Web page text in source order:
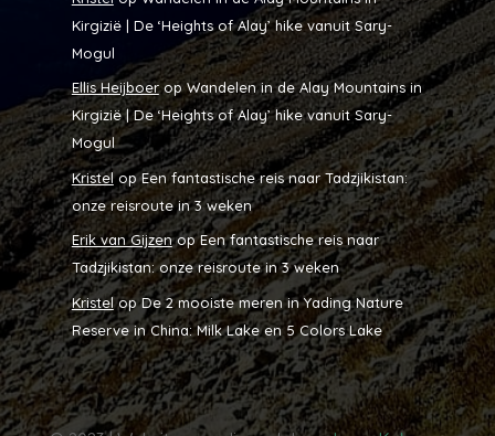
Kirgizië | De ‘Heights of Alay’ hike vanuit Sary-
Mogul
Ellis Heijboerop Wandelen in de Alay Mountains in
Kirgizië | De ‘Heights of Alay’ hike vanuit Sary-
Mogul
KristelopEen fantastische reis naar Tadzjikistan:
onze reisroute in 3 weken
Erik van GijzenopEen fantastische reis naar
Tadzjikistan: onze reisroute in 3 weken
KristelopDe 2 mooiste meren in Yading Nature
Reserve in China: Milk Lake en 5 Colors Lake